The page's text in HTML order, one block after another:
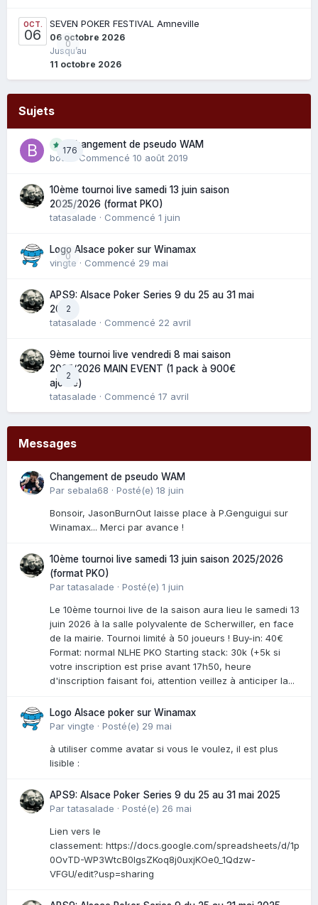
OCT.
06
0
SEVEN POKER FESTIVAL Amneville
06 octobre 2026
Jusqu’au
11 octobre 2026
Sujets
176
Changement de pseudo WAM
bouli
· Commencé 10 août 2019
0
10ème tournoi live samedi 13 juin saison
2025/2026 (format PKO)
tatasalade · Commencé 1 juin
0
Logo Alsace poker sur Winamax
vingte · Commencé 29 mai
2
APS9: Alsace Poker Series 9 du 25 au 31 mai
2025
tatasalade · Commencé 22 avril
2
9ème tournoi live vendredi 8 mai saison
2025/2026 MAIN EVENT (1 pack à 900€
ajouté)
tatasalade · Commencé 17 avril
Messages
Changement de pseudo WAM
Par sebala68 · Posté(e) 18 juin
Bonsoir, JasonBurnOut laisse place à P.Genguigui sur
Winamax... Merci par avance !
10ème tournoi live samedi 13 juin saison 2025/2026
(format PKO)
Partatasalade · Posté(e) 1 juin
Le 10ème tournoi live de la saison aura lieu le samedi 13
juin 2026 à la salle polyvalente de Scherwiller, en face
de la mairie. Tournoi limité à 50 joueurs ! Buy-in: 40€
Format: normal NLHE PKO Starting stack: 30k (+5k si
votre inscription est prise avant 17h50, heure
d'inscription faisant foi, attention veillez à anticiper la...
Logo Alsace poker sur Winamax
Par vingte · Posté(e) 29 mai
à utiliser comme avatar si vous le voulez, il est plus
lisible :
APS9: Alsace Poker Series 9 du 25 au 31 mai 2025
Partatasalade · Posté(e) 26 mai
Lien vers le
classement: https://docs.google.com/spreadsheets/d/1p
0OvTD-WP3WtcB0lgsZKoq8j0uxjKOe0_1Qdzw-
VFGU/edit?usp=sharing